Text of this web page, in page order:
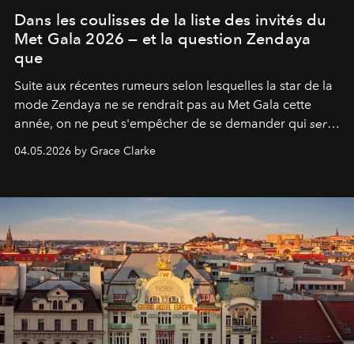
Dans les coulisses de la liste des invités du
Met Gala 2026 — et la question Zendaya
que
Suite aux récentes rumeurs selon lesquelles la star de la
mode Zendaya ne se rendrait pas au Met Gala cette
année, on ne peut s'empêcher de se demander qui sera
04.05.2026 by Grace Clarke